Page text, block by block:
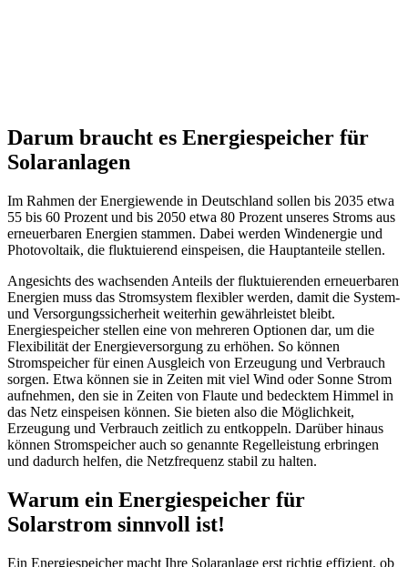
Darum braucht es Energiespeicher für
Solaranlagen
Im Rahmen der Energiewende in Deutschland sollen bis 2035 etwa
55 bis 60 Prozent und bis 2050 etwa 80 Prozent unseres Stroms aus
erneuerbaren Energien stammen. Dabei werden Windenergie und
Photovoltaik, die fluktuierend einspeisen, die Hauptanteile stellen.
Angesichts des wachsenden Anteils der fluktuierenden erneuerbaren
Energien muss das Stromsystem flexibler werden, damit die System-
und Versorgungssicherheit weiterhin gewährleistet bleibt.
Energiespeicher stellen eine von mehreren Optionen dar, um die
Flexibilität der Energieversorgung zu erhöhen. So können
Stromspeicher für einen Ausgleich von Erzeugung und Verbrauch
sorgen. Etwa können sie in Zeiten mit viel Wind oder Sonne Strom
aufnehmen, den sie in Zeiten von Flaute und bedecktem Himmel in
das Netz einspeisen können. Sie bieten also die Möglichkeit,
Erzeugung und Verbrauch zeitlich zu entkoppeln. Darüber hinaus
können Stromspeicher auch so genannte Regelleistung erbringen
und dadurch helfen, die Netzfrequenz stabil zu halten.
Warum ein Energiespeicher für
Solarstrom sinnvoll ist!
Ein Energiespeicher macht Ihre Solaranlage erst richtig effizient, ob